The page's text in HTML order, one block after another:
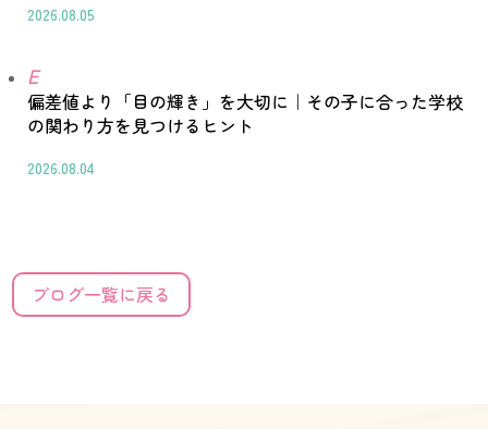
2026.08.05
E
偏差値より「目の輝き」を大切に｜その子に合った学校
の関わり方を見つけるヒント
2026.08.04
ブログ一覧に戻る